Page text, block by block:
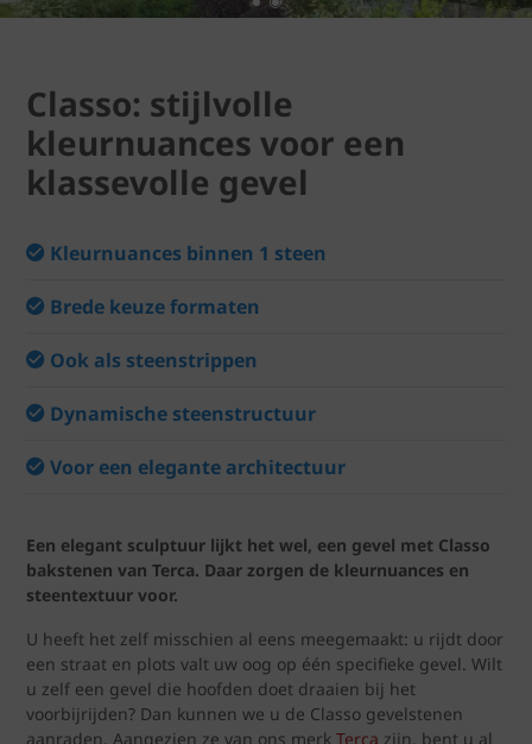
Classo: stijlvolle
kleurnuances voor een
klassevolle gevel
Kleurnuances binnen 1 steen
Brede keuze formaten
Ook als steenstrippen
Dynamische steenstructuur
Voor een elegante architectuur
Een elegant sculptuur lijkt het wel, een gevel met Classo
bakstenen van Terca. Daar zorgen de kleurnuances en
steentextuur voor.
U heeft het zelf misschien al eens meegemaakt: u rijdt door
een straat en plots valt uw oog op één specifieke gevel. Wilt
u zelf een gevel die hoofden doet draaien bij het
voorbijrijden? Dan kunnen we u de Classo gevelstenen
aanraden. Aangezien ze van ons merk Terca zijn, bent u al